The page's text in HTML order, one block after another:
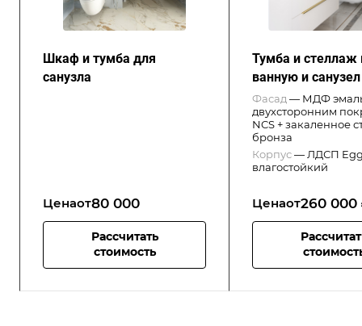
Шкаф и тумба для
санузла
Ценаот80 000
Рассчитать
стоимость
Тумба и стеллаж
ванную и санузел
Фасад — МДФ
двухсторонним
NCS + закаленное
бронза
Корпус— ЛДСП
влагостойкий
Ценаот260 000